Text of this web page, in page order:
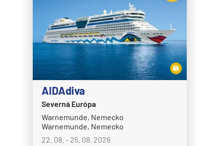
AIDAdiva
Severná Európa
Warnemunde, Nemecko
Warnemunde, Nemecko
22. 08. - 25. 08. 2026